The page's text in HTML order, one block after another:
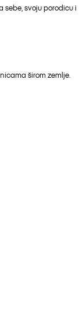
sebe, svoju porodicu i
širom zemlje.